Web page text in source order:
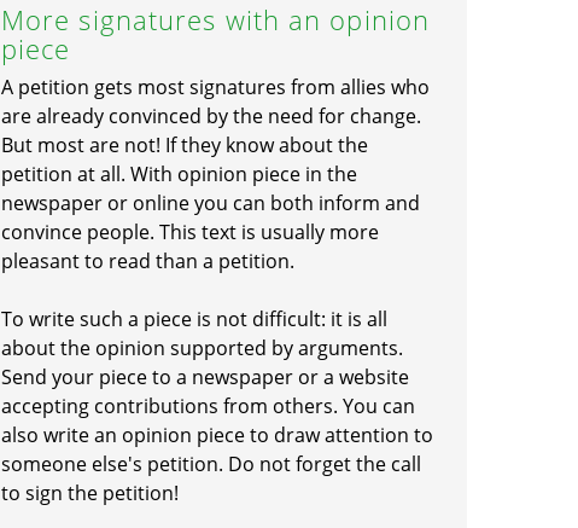
More signatures with an opinion
piece
A petition gets most signatures from allies who
are already convinced by the need for change.
But most are not! If they know about the
petition at all. With opinion piece in the
newspaper or online you can both inform and
convince people. This text is usually more
pleasant to read than a petition.
To write such a piece is not difficult: it is all
about the opinion supported by arguments.
Send your piece to a newspaper or a website
accepting contributions from others. You can
also write an opinion piece to draw attention to
someone else's petition. Do not forget the call
to sign the petition!